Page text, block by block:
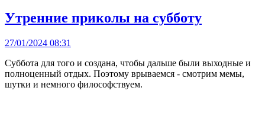
Утренние приколы на субботу
27/01/2024 08:31
Суббота для того и создана, чтобы дальше были выходные и
полноценный отдых. Поэтому врываемся - смотрим мемы,
шутки и немного философствуем.